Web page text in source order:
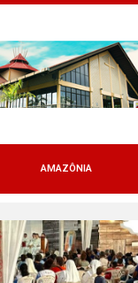
AMAZÔNIA